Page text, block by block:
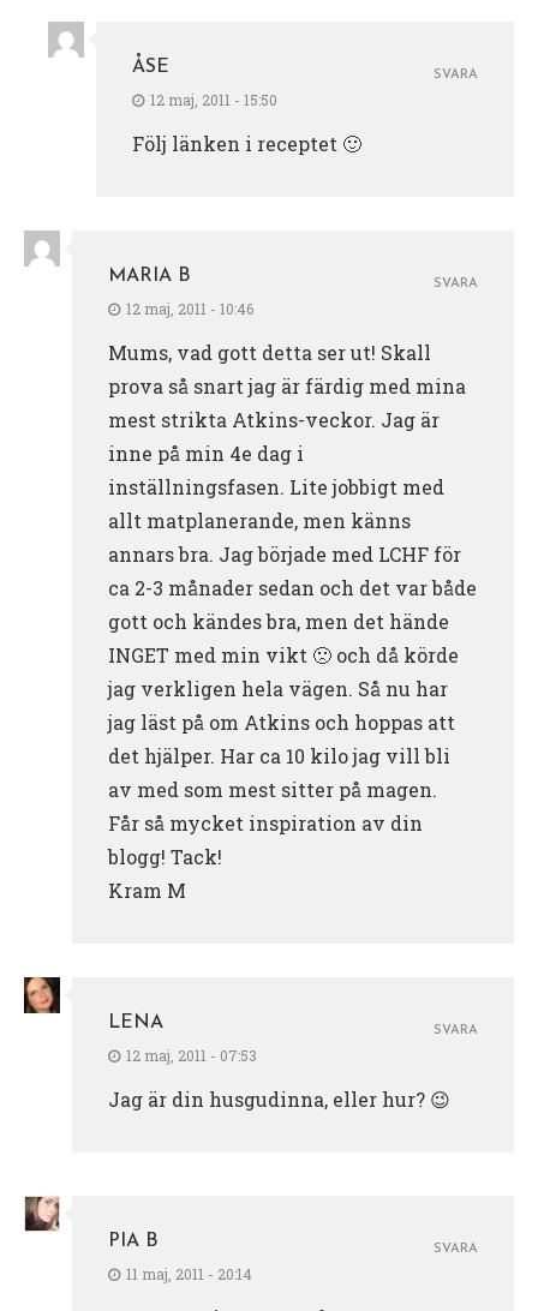
ÅSE
12 maj, 2011 - 15:50
Följ länken i receptet 🙂
SVARA
MARIA B
12 maj, 2011 - 10:46
Mums, vad gott detta ser ut! Skall
prova så snart jag är färdig med mina
mest strikta Atkins-veckor. Jag är
inne på min 4e dag i
inställningsfasen. Lite jobbigt med
allt matplanerande, men känns
annars bra. Jag började med LCHF för
ca 2-3 månader sedan och det var både
gott och kändes bra, men det hände
INGET med min vikt 🙁 och då körde
jag verkligen hela vägen. Så nu har
jag läst på om Atkins och hoppas att
det hjälper. Har ca 10 kilo jag vill bli
av med som mest sitter på magen.
Får så mycket inspiration av din
blogg! Tack!
Kram M
SVARA
LENA
12 maj, 2011 - 07:53
Jag är din husgudinna, eller hur? 😉
SVARA
PIA B
11 maj, 2011 - 20:14
SVARA